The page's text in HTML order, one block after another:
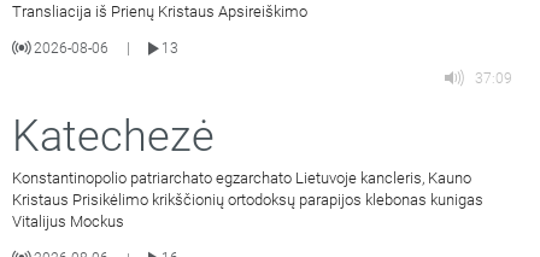
Transliacija iš Prienų Kristaus Apsireiškimo
2026-08-06
13
37:09
Katechezė
Konstantinopolio patriarchato egzarchato Lietuvoje kancleris, Kauno
Kristaus Prisikėlimo krikščionių ortodoksų parapijos klebonas kunigas
Vitalijus Mockus